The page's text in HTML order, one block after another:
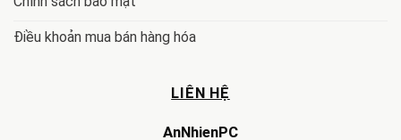
Điều khoản mua bán hàng hóa
LIÊN HỆ
AnNhienPC